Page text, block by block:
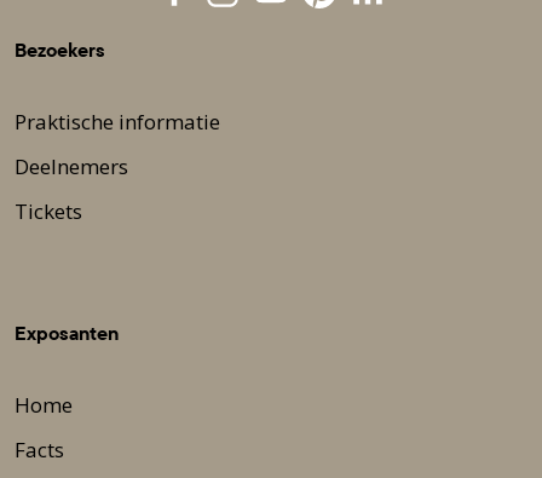
Bezoekers
Praktische informatie
Deelnemers
Tickets
Exposanten
Home
Facts